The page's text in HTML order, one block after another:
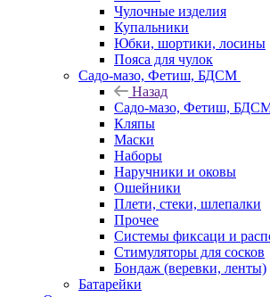
Чулочные изделия
Купальники
Юбки, шортики, лосины
Пояса для чулок
Садо-мазо, Фетиш, БДСМ
Назад
Садо-мазо, Фетиш,
Кляпы
Маски
Наборы
Наручники и оковы
Ошейники
Плети, стеки, шлепалки
Прочее
Системы фиксаци и
Стимуляторы для сосков
Бондаж (веревки, ленты)
Батарейки